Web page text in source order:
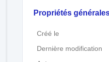
Propriétés
Créé le
Dernière modification